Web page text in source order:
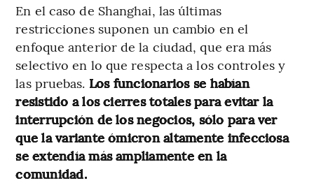
En el caso de Shanghai, las últimas
restricciones suponen un cambio en el
enfoque anterior de la ciudad, que era más
selectivo en lo que respecta a los controles y
las pruebas. Los funcionarios se habían
resistido a los cierres totales para evitar la
interrupción de los negocios, sólo para ver
que la variante ómicron altamente infecciosa
se extendía más ampliamente en la
comunidad.